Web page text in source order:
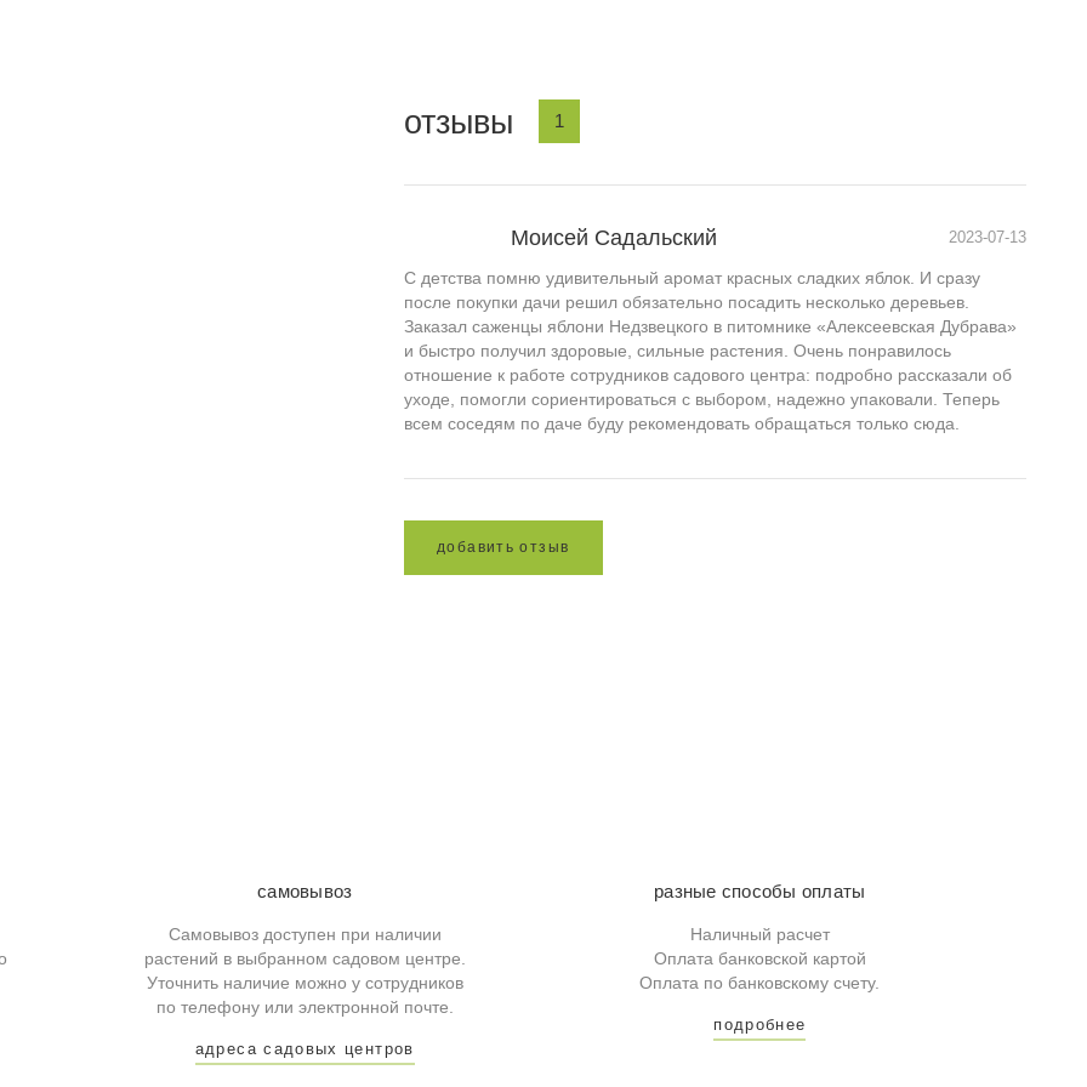
отзывы 1
Моисей Садальский 2023-07-13
С детства помню удивительный аромат красных сладких яблок. И сразу
после покупки дачи решил обязательно посадить несколько деревьев.
Заказал саженцы яблони Недзвецкого в питомнике «Алексеевская Дубрава»
и быстро получил здоровые, сильные растения. Очень понравилось
отношение к работе сотрудников садового центра: подробно рассказали об
уходе, помогли сориентироваться с выбором, надежно упаковали. Теперь
всем соседям по даче буду рекомендовать обращаться только сюда.
до бавить о тз ыв
самовывоз
Самовывоз доступен при наличии
растений в выбранном садовом центре.
Уточнить наличие можно у сотрудников
по телефону или электронной почте.
адреса садовых центров
разные способы оплаты
Наличный расчет
Оплата банковской картой
Оплата по банковскому счету.
подробнее